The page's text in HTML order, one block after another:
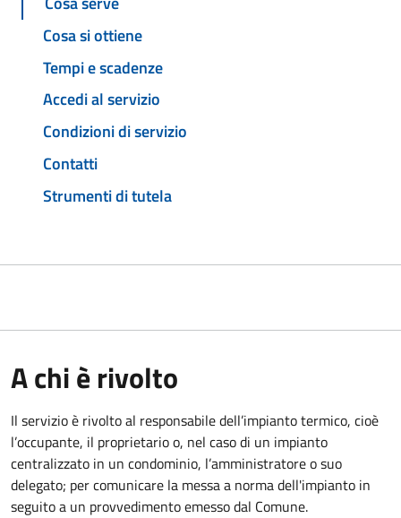
Cosa si ottiene
Tempi e scadenze
Accedi al servizio
Condizioni di servizio
Contatti
Strumenti di tutela
A chi è rivolto
Il servizio è rivolto al responsabile dell’impianto termico, cioè
l’occupante, il proprietario o, nel caso di un impianto
centralizzato in un condominio, l’amministratore o suo
delegato; per comunicare la messa a norma dell'impianto in
seguito a un provvedimento emesso dal Comune.